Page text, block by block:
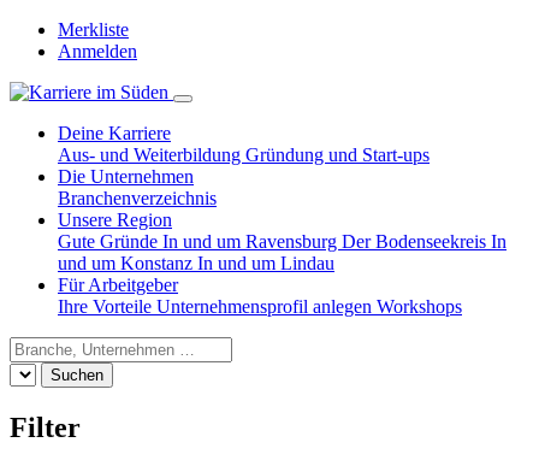
Merkliste
Anmelden
Deine Karriere
Aus- und Weiterbildung Gründung und Start-ups
Die Unternehmen
Branchenverzeichnis
Unsere Region
Gute Gründe In und um Ravensburg Der Bodenseekreis In
und um Konstanz In und um Lindau
Für Arbeitgeber
Ihre Vorteile Unternehmensprofil anlegen Workshops
Suchen
Filter